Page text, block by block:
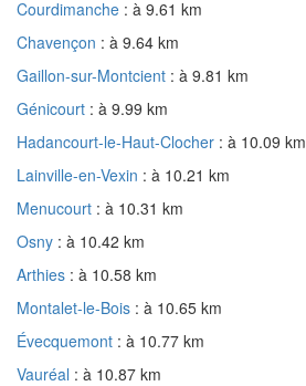
Courdimanche : à 9.61 km
Chavençon : à 9.64 km
Gaillon-sur-Montcient : à 9.81 km
Génicourt : à 9.99 km
Hadancourt-le-Haut-Clocher : à 10.09 km
Lainville-en-Vexin : à 10.21 km
Menucourt : à 10.31 km
Osny : à 10.42 km
Arthies : à 10.58 km
Montalet-le-Bois : à 10.65 km
Évecquemont : à 10.77 km
Vauréal : à 10.87 km